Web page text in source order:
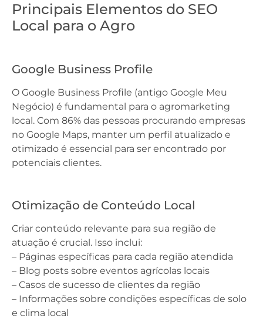
Principais Elementos do SEO
Local para o Agro
Google Business Profile
O Google Business Profile (antigo Google Meu
Negócio) é fundamental para o agromarketing
local. Com 86% das pessoas procurando empresas
no Google Maps, manter um perfil atualizado e
otimizado é essencial para ser encontrado por
potenciais clientes.
Otimização de Conteúdo Local
Criar conteúdo relevante para sua região de
atuação é crucial. Isso inclui:
– Páginas específicas para cada região atendida
– Blog posts sobre eventos agrícolas locais
– Casos de sucesso de clientes da região
– Informações sobre condições específicas de solo
e clima local